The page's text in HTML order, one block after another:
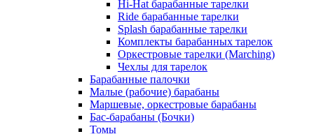
Hi-Hat барабанные тарелки
Ride барабанные тарелки
Splash барабанные тарелки
Комплекты барабанных тарелок
Оркестровые тарелки (Marching)
Чехлы для тарелок
Барабанные палочки
Малые (рабочие) барабаны
Маршевые, оркестровые барабаны
Бас-барабаны (Бочки)
Томы